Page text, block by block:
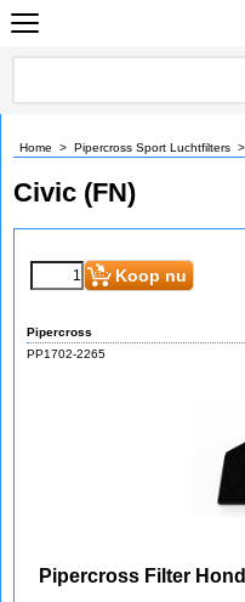
Home > Pipercross Sport Luchtfilters >
Civic (FN)
Koop nu
Pipercross
PP1702-2265
Pipercross Filter